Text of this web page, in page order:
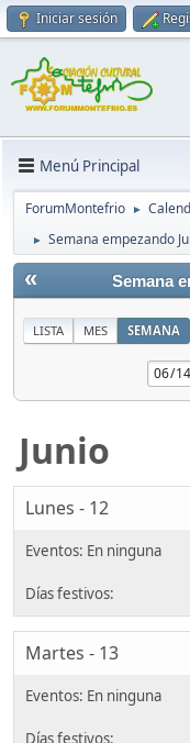
Iniciar sesión
Menú Principal
ForumMontefrio ►
► Semana empezando
« Semana
LISTA MES SEMANA
Junio
Lunes - 12
Martes - 13